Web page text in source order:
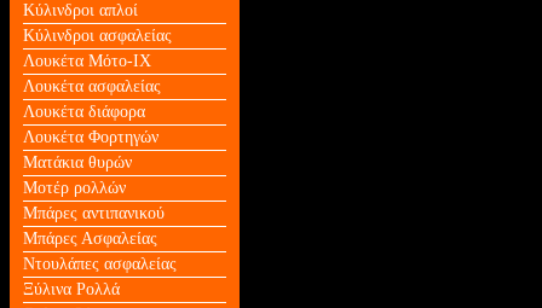
Κύλινδροι απλοί
Κύλινδροι ασφαλείας
Λουκέτα Mότο-ΙΧ
Λουκέτα ασφαλείας
Λουκέτα διάφορα
Λουκέτα Φορτηγών
Ματάκια θυρών
Μοτέρ ρολλών
Μπάρες αντιπανικού
Μπάρες Ασφαλείας
Ντουλάπες ασφαλείας
Ξύλινα Ρολλά